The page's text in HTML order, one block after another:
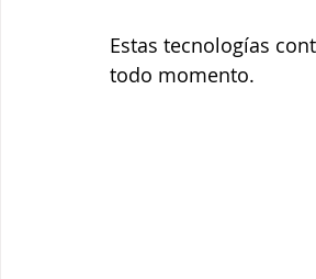
Estas tecnologías
todo momento.